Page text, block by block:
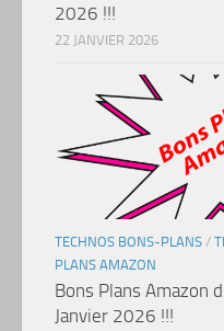
2026 !!!
22 JANVIER 2026
TECHNOS BONS-PLANS /
PLANS AMAZON
Bons Plans Amazon
Janvier 2026 !!!